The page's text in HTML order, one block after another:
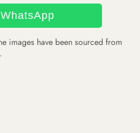
images have been sourced from